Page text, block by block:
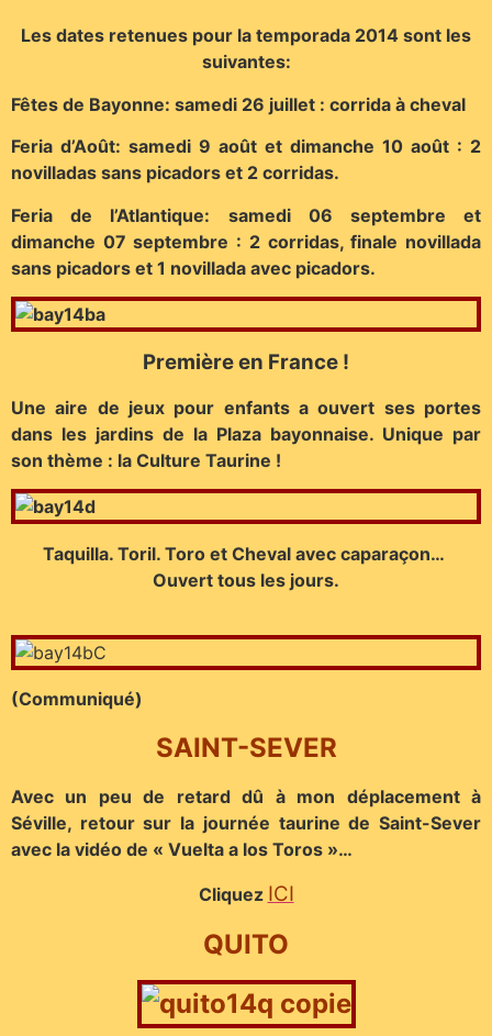
Les dates retenues pour la temporada 2014 sont les
suivantes:
Fêtes de Bayonne: samedi 26 juillet : corrida à cheval
Feria d’Août: samedi 9 août et dimanche 10 août : 2
novilladas sans picadors et 2 corridas.
Feria de l’Atlantique: samedi 06 septembre et
dimanche 07 septembre : 2 corridas, finale novillada
sans picadors et 1 novillada avec picadors.
Première en France !
Une aire de jeux pour enfants a ouvert ses portes
dans les jardins de la Plaza bayonnaise. Unique par
son thème : la Culture Taurine !
Taquilla. Toril. Toro et Cheval avec caparaçon…
Ouvert tous les jours.
(Communiqué)
SAINT-SEVER
Avec un peu de retard dû à mon déplacement à
Séville, retour sur la journée taurine de Saint-Sever
avec la vidéo de « Vuelta a los Toros »…
Cliquez ICI
QUITO